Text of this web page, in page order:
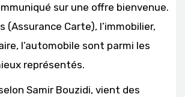
sur une offre bienvenue.
(Assurance Carte), l’immobilier,
l’automobile sont parmi les
représentés.
Samir Bouzidi, vient des